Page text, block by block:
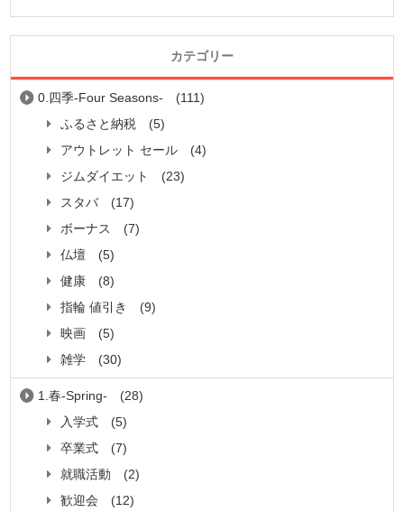
カテゴリー
0.四季-Four Seasons-
(111)
ふるさと納税
(5)
アウトレット セール
(4)
ジムダイエット
(23)
スタバ
(17)
ボーナス
(7)
仏壇
(5)
健康
(8)
指輪 値引き
(9)
映画
(5)
雑学
(30)
1.春-Spring-
(28)
入学式
(5)
卒業式
(7)
就職活動
(2)
歓迎会
(12)